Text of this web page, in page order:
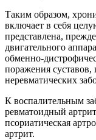
Таким образом,
включает в себя
представлена,
двигательного
обменно-
поражения суставов,
неревматических
К воспалительным
ревматоидный
псориатическая
артрит.